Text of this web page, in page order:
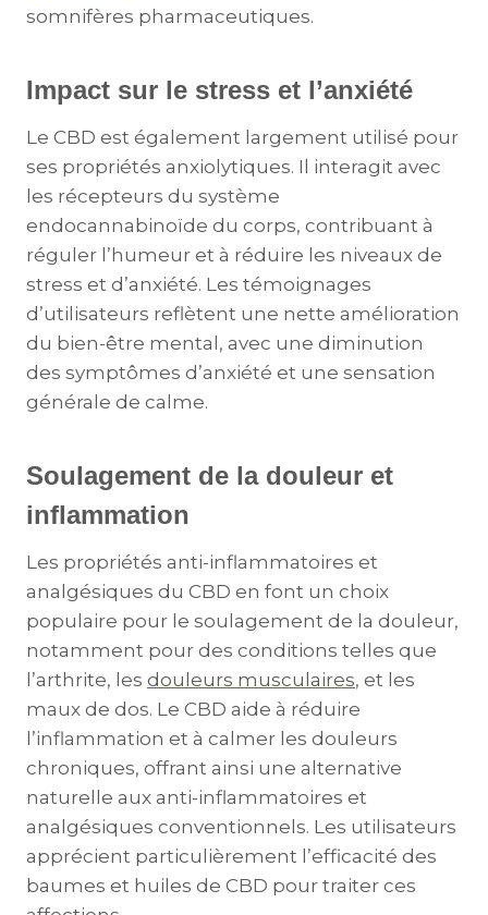
somnifères pharmaceutiques.
Impact sur le stress et l’anxiété
Le CBD est également largement utilisé pour
ses propriétés anxiolytiques. Il interagit avec
les récepteurs du système
endocannabinoïde du corps, contribuant à
réguler l’humeur et à réduire les niveaux de
stress et d’anxiété. Les témoignages
d’utilisateurs reflètent une nette amélioration
du bien-être mental, avec une diminution
des symptômes d’anxiété et une sensation
générale de calme.
Soulagement de la douleur et
inflammation
Les propriétés anti-inflammatoires et
analgésiques du CBD en font un choix
populaire pour le soulagement de la douleur,
notamment pour des conditions telles que
l’arthrite, les douleurs musculaires, et les
maux de dos. Le CBD aide à réduire
l’inflammation et à calmer les douleurs
chroniques, offrant ainsi une alternative
naturelle aux anti-inflammatoires et
analgésiques conventionnels. Les utilisateurs
apprécient particulièrement l’efficacité des
baumes et huiles de CBD pour traiter ces